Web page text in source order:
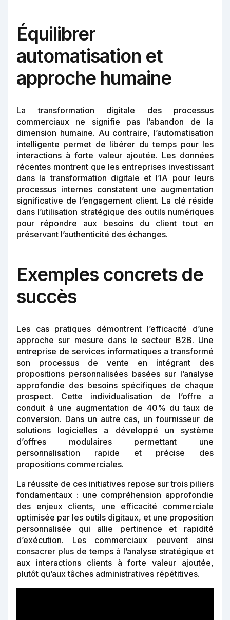
Équilibrer
automatisation et
approche humaine
La transformation digitale des processus
commerciaux ne signifie pas l’abandon de la
dimension humaine. Au contraire, l’automatisation
intelligente permet de libérer du temps pour les
interactions à forte valeur ajoutée. Les données
récentes montrent que les entreprises investissant
dans la transformation digitale et l’IA pour leurs
processus internes constatent une augmentation
significative de l’engagement client. La clé réside
dans l’utilisation stratégique des outils numériques
pour répondre aux besoins du client tout en
préservant l’authenticité des échanges.
Exemples concrets de
succès
Les cas pratiques démontrent l’efficacité d’une
approche sur mesure dans le secteur B2B. Une
entreprise de services informatiques a transformé
son processus de vente en intégrant des
propositions personnalisées basées sur l’analyse
approfondie des besoins spécifiques de chaque
prospect. Cette individualisation de l’offre a
conduit à une augmentation de 40% du taux de
conversion. Dans un autre cas, un fournisseur de
solutions logicielles a développé un système
d’offres modulaires permettant une
personnalisation rapide et précise des
propositions commerciales.
La réussite de ces initiatives repose sur trois piliers
fondamentaux : une compréhension approfondie
des enjeux clients, une efficacité commerciale
optimisée par les outils digitaux, et une proposition
personnalisée qui allie pertinence et rapidité
d’exécution. Les commerciaux peuvent ainsi
consacrer plus de temps à l’analyse stratégique et
aux interactions clients à forte valeur ajoutée,
plutôt qu’aux tâches administratives répétitives.